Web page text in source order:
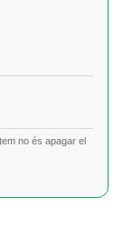
no és apagar el